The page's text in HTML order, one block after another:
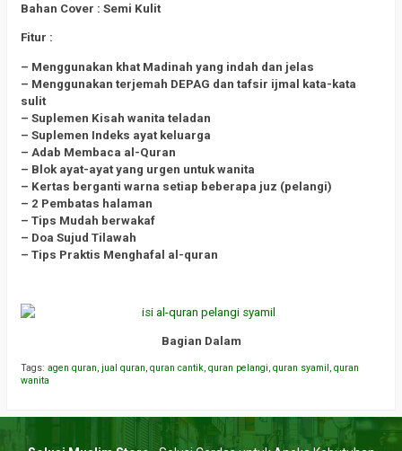
Bahan Cover : Semi Kulit
Fitur :
– Menggunakan khat Madinah yang indah dan jelas
– Menggunakan terjemah DEPAG dan tafsir ijmal kata-kata
sulit
– Suplemen Kisah wanita teladan
– Suplemen Indeks ayat keluarga
– Adab Membaca al-Quran
– Blok ayat-ayat yang urgen untuk wanita
– Kertas berganti warna setiap beberapa juz (pelangi)
– 2 Pembatas halaman
– Tips Mudah berwakaf
– Doa Sujud Tilawah
– Tips Praktis Menghafal al-quran
Bagian Dalam
Tags: agen quran, jual quran, quran cantik, quran pelangi, quran syamil, quran
wanita